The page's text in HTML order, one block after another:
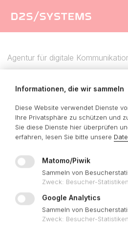
AGENTUR
LEISTUNGEN
REFERENZEN
KONTAKT
Agentur für digitale
Als Software-
Internetdienstleister
ganzheitlichedigitale
E-Commerce&
Informationen, die wir sammeln
Diese Website verwendet Dienste
Ihre Privatsphäre zu schützen und
Sie diese Dienste hier überprüfen
erfahren, lesen Sie bitte unsere
Matomo/Piwik
Sammeln von
Zweck: Besucher-Statistiken
Google Analytics
Sammeln von
Zweck: Besucher-Statistiken